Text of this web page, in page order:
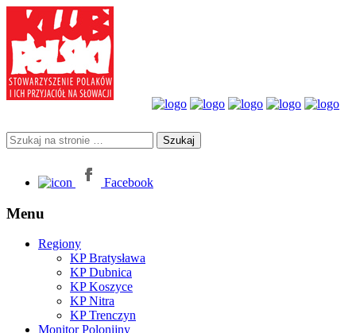
Facebook
Menu
Regiony
KP Bratysława
KP Dubnica
KP Koszyce
KP Nitra
KP Trenczyn
Monitor Polonijny